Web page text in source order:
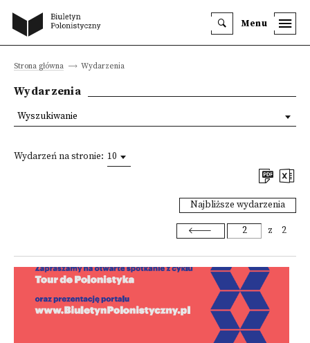
Menu
Strona główna Wydarzenia
Wydarzenia
Wydarzeń na stronie: 10
Najbliższe wydarzenia
z 2
Wyszukiwanie